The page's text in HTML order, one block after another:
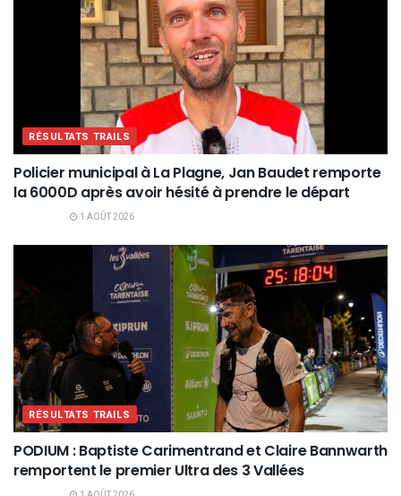
RÉSULTATS TRAILS
Policier municipal à La Plagne, Jan Baudet remporte
la 6000D après avoir hésité à prendre le départ
1 AOÛT 2026
RÉSULTATS TRAILS
PODIUM : Baptiste Carimentrand et Claire Bannwarth
remportent le premier Ultra des 3 Vallées